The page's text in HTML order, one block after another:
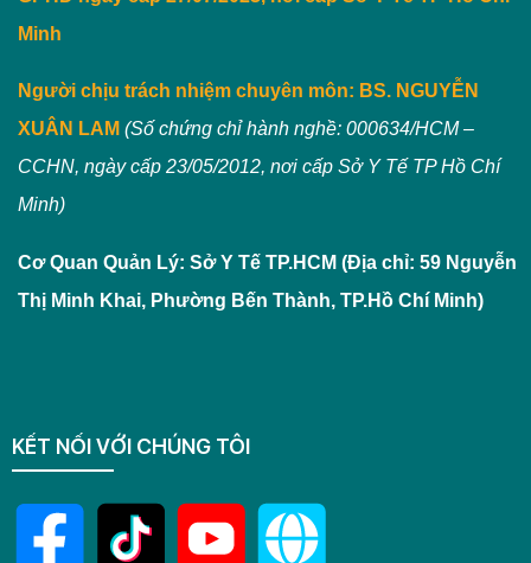
Minh
Người chịu trách nhiệm chuyên môn: BS. NGUYỄN
XUÂN LAM (Số chứng chỉ hành nghề: 000634/HCM –
CCHN, ngày cấp 23/05/2012, nơi cấp Sở Y Tế TP Hồ Chí
Minh)
Cơ Quan Quản Lý: Sở Y Tế TP.HCM (Địa chỉ: 59 Nguyễn
Thị Minh Khai, Phường Bến Thành, TP.Hồ Chí Minh)
KẾT NỐI VỚI CHÚNG TÔI